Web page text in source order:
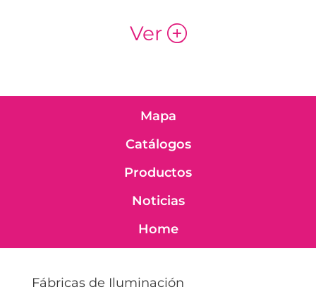
Ver p
Mapa
Catálogos
Productos
Noticias
Home
Fábricas de Iluminación